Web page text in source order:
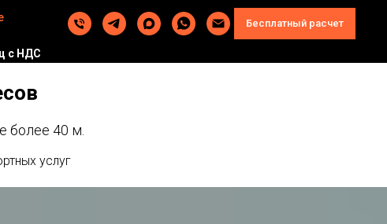
в месяц с НДС
Бесплатный расчет
более 40 м.
услуг